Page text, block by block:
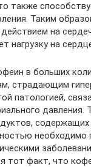
также
Таким
на
нагрузку на
в больших
страдающим
патологией,
давления.
необходимо
тот факт, что